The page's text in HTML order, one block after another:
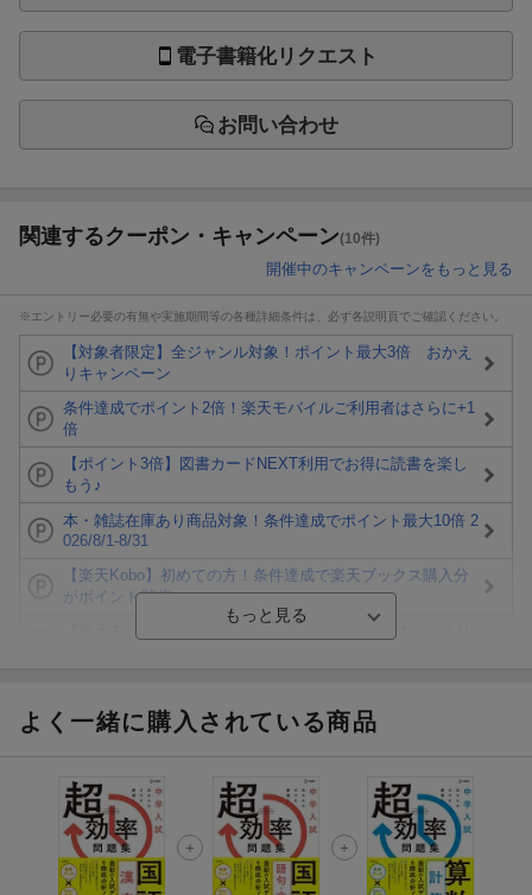
電子書籍化リクエスト
お問い合わせ
関連するクーポン・キャンペーン(10件)
開催中のキャンペーンをもっと見る
※エントリー必要の有無や実施期間等の各種詳細条件は、必ず各説明頁でご確認ください。
【対象者限定】全ジャンル対象！ポイント最大3倍 おかえ
りキャンペーン
条件達成でポイント2倍！楽天モバイルご利用者はさらに+1
倍
【ポイント3倍】図書カードNEXT利用でお得に読書を楽し
もう♪
本・雑誌在庫あり商品対象！条件達成でポイント最大10倍 2
026/8/1-8/31
【楽天Kobo】初めての方！条件達成で楽天ブックス購入分
がポイント20倍
ト山分け
エントリー＆3,000円以上購入で無料データSIM（3GB/月プ
ラン）が当たる！
楽天モバイル紹介キャンペーンの拡散で300円OFFクーポン
進呈
よく一緒に購入されている商品